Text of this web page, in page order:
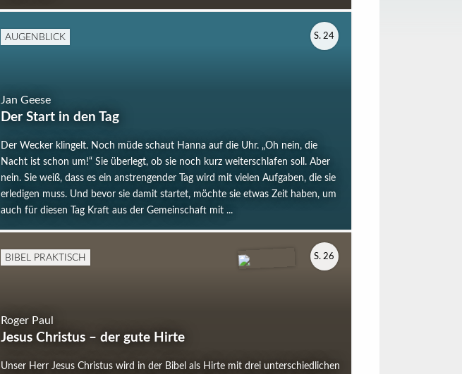
AUGENBLICK
Jan Geese
Der Start in den Tag
Der Wecker klingelt. Noch müde schaut Hanna auf die Uhr. „Oh nein, die
Nacht ist schon um!“ Sie überlegt, ob sie noch kurz weiterschlafen soll. Aber
nein. Sie weiß, dass es ein anstrengender Tag wird mit vielen Aufgaben, die sie
erledigen muss. Und bevor sie damit startet, möchte sie etwas Zeit haben, um
auch für diesen Tag Kraft aus der Gemeinschaft mit ...
S. 24
BIBEL PRAKTISCH
Roger Paul
Jesus Christus – der gute Hirte
Unser Herr Jesus Christus wird in der Bibel als Hirte mit drei unterschiedlichen
S. 26